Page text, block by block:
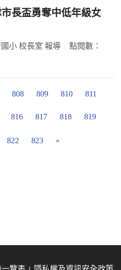
長盃勇奪中低年級女
小 校長室 報導
點閱數：
808 809 810 811
816 817 818 819
822 823 »